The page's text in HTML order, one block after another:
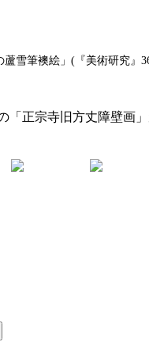
雪筆襖絵」(『美術研究』
「正宗寺旧方丈障壁画」